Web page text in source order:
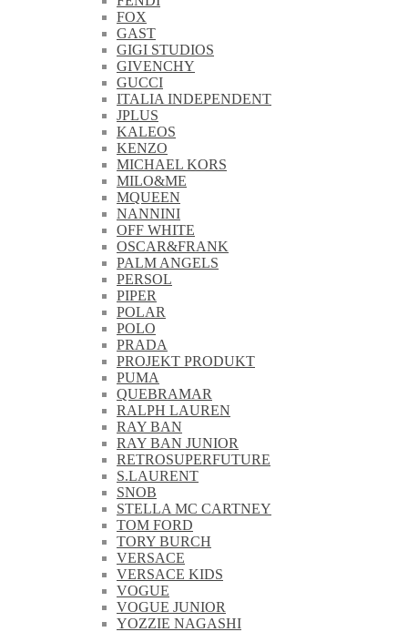
FOX
GAST
GIGI STUDIOS
GIVENCHY
GUCCI
ITALIA INDEPENDENT
JPLUS
KALEOS
KENZO
MICHAEL KORS
MILO&ME
MQUEEN
NANNINI
OFF WHITE
OSCAR&FRANK
PALM ANGELS
PERSOL
PIPER
POLAR
POLO
PRADA
PROJEKT PRODUKT
PUMA
QUEBRAMAR
RALPH LAUREN
RAY BAN
RAY BAN JUNIOR
RETROSUPERFUTURE
S.LAURENT
SNOB
STELLA MC CARTNEY
TOM FORD
TORY BURCH
VERSACE
VERSACE KIDS
VOGUE
VOGUE JUNIOR
YOZZIE NAGASHI